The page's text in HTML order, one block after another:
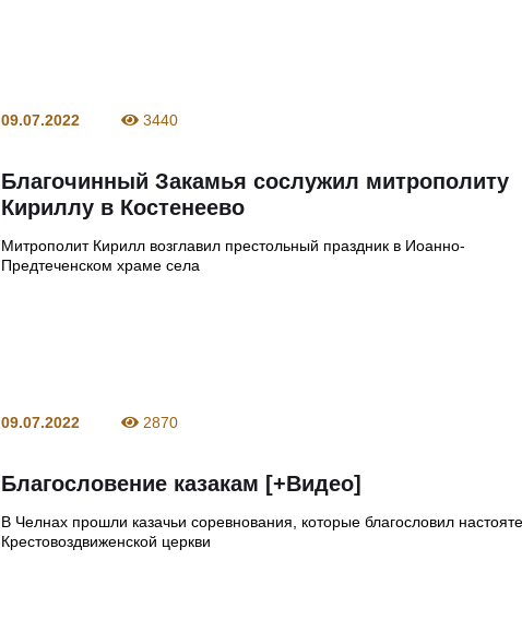
09.07.2022 3440
Благочинный Закамья сослужил митрополиту
Кириллу в Костенеево
Митрополит Кирилл возглавил престольный праздник в Иоанно-
Предтеченском храме села
09.07.2022 2870
Благословение казакам [+Видео]
В Челнах прошли казачьи соревнования, которые благословил
Крестовоздвиженской церкви